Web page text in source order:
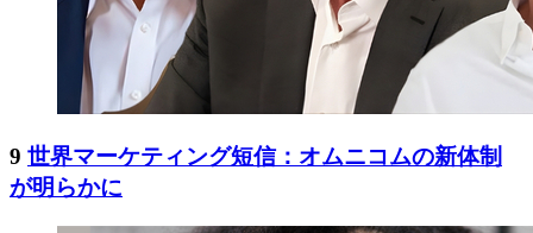
9 世界マーケティング短信：オムニコムの新体制
が明らかに